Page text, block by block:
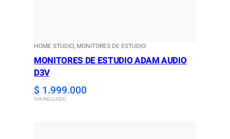
HOME STUDIO, MONITORES DE ESTUDIO
MONITORES DE ESTUDIO ADAM AUDIO
D3V
$ 1.999.000
IVA INCLUIDO